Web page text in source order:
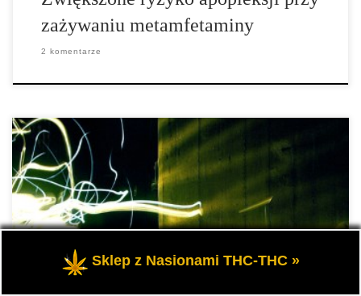
zażywaniu metamfetaminy
2 komentarze
Czy doprowadzanie do rauszu poprzez palenie cannabisu powoduje
wystąpienie ryzyka psychozy u konsumujących osób? Pewien
eksperyment na ten temat (Vadhan, N. P., Corcoran, C. M., Bedi,
G., Keilp, J. G. & Haney, M. (2017). Acute effects of smoked
A preliminary study. […]Sklep z Nasionami THC-THC »